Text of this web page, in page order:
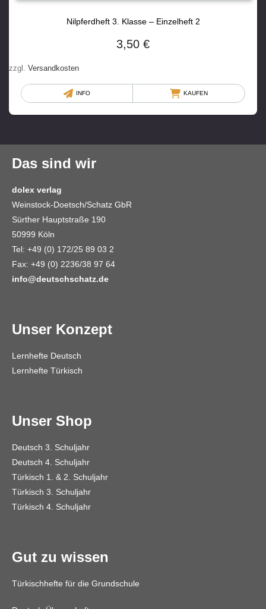
Nilpferdheft 3. Klasse – Einzelheft 2
3,50 €
zzgl. Versandkosten
INFO KAUFEN
Das sind wir
dolex verlag
Weinstock-Doetsch/Schatz GbR
Sürther Hauptstraße 190
50999 Köln
Tel: +49 (0) 172/25 89 03 2
Fax: +49 (0) 2236/38 97 64
info@deutschschatz.de
Unser Konzept
Lernhefte Deutsch
Lernhefte Türkisch
Unser Shop
Deutsch 3. Schuljahr
Deutsch 4. Schuljahr
Türkisch 1. & 2. Schuljahr
Türkisch 3. Schuljahr
Türkisch 4. Schuljahr
Gut zu wissen
Türkischhefte für die Grundschule